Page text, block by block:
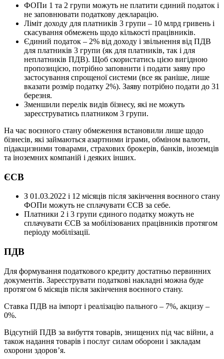
ФОПи 1 та 2 групи можуть не платити єдиний податок і
не заповнювати податкову декларацію.
Ліміт доходу для платників 3 групи – 10 млрд гривень і
скасування обмежень щодо кількості працівників.
Єдиний податок – 2% від доходу і звільнення від ПДВ
для платників 3 групи (як для платників, так і для
неплатників ПДВ). Щоб скористатись цією вигідною
пропозицією, потрібно заповнити і подати заяву про
застосування спрощеної системи (все як раніше, лише
вказати розмір податку 2%). Заяву потрібно подати до 31
березня.
Зменшили перелік видів бізнесу, які не можуть
зареєструватись платником 3 групи.
На час воєнного стану обмеження встановили лише щодо
бізнесів, які займаються азартними іграми, обміном валюти,
підакцизними товарами, страхових брокерів, банків, іноземців
та іноземних компаній і деяких інших.
ЄСВ
З 01.03.2022 і 12 місяців після закінчення воєнного стану
ФОПи можуть не сплачувати ЄСВ за себе.
Платники 2 і 3 групи єдиного податку можуть не
сплачувати ЄСВ за мобілізованих працівників протягом
періоду мобілізації.
ПДВ
Для формування податкового кредиту достатньо первинних
документів. Зареєструвати податкові накладні можна буде
протягом 6 місяців після закінчення воєнного стану.
Ставка ПДВ на імпорт і реалізацію пального – 7%, акцизу –
0%.
Відсутній ПДВ за вибуття товарів, знищених під час війни, а
також надання товарів і послуг силам оборони і закладам
охорони здоров’я.